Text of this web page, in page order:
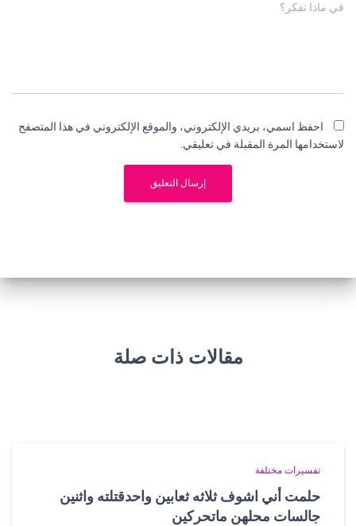
في ماذا تفكر؟
احفظ اسمي، بريدي الإلكتروني، والموقع الإلكتروني في هذا المتصفح
لاستخدامها المرة المقبلة في تعليقي.
مقالات ذات صلة
تفسيرات مختلفة
حلمت أني اشوف ثلاثه ثعابين واحدقتلته واثنين
جالسات محلهن ماتحركين